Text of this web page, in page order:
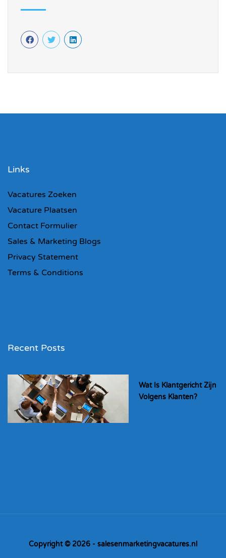
Links
Vacatures Zoeken
Vacature Plaatsen
Contact Formulier
Sales & Marketing Blogs
Privacy Statement
Terms & Conditions
Recent Posts
Wat Is Klantgericht Zijn
Volgens Klanten?
Copyright © 2026 - salesenmarketingvacatures.nl